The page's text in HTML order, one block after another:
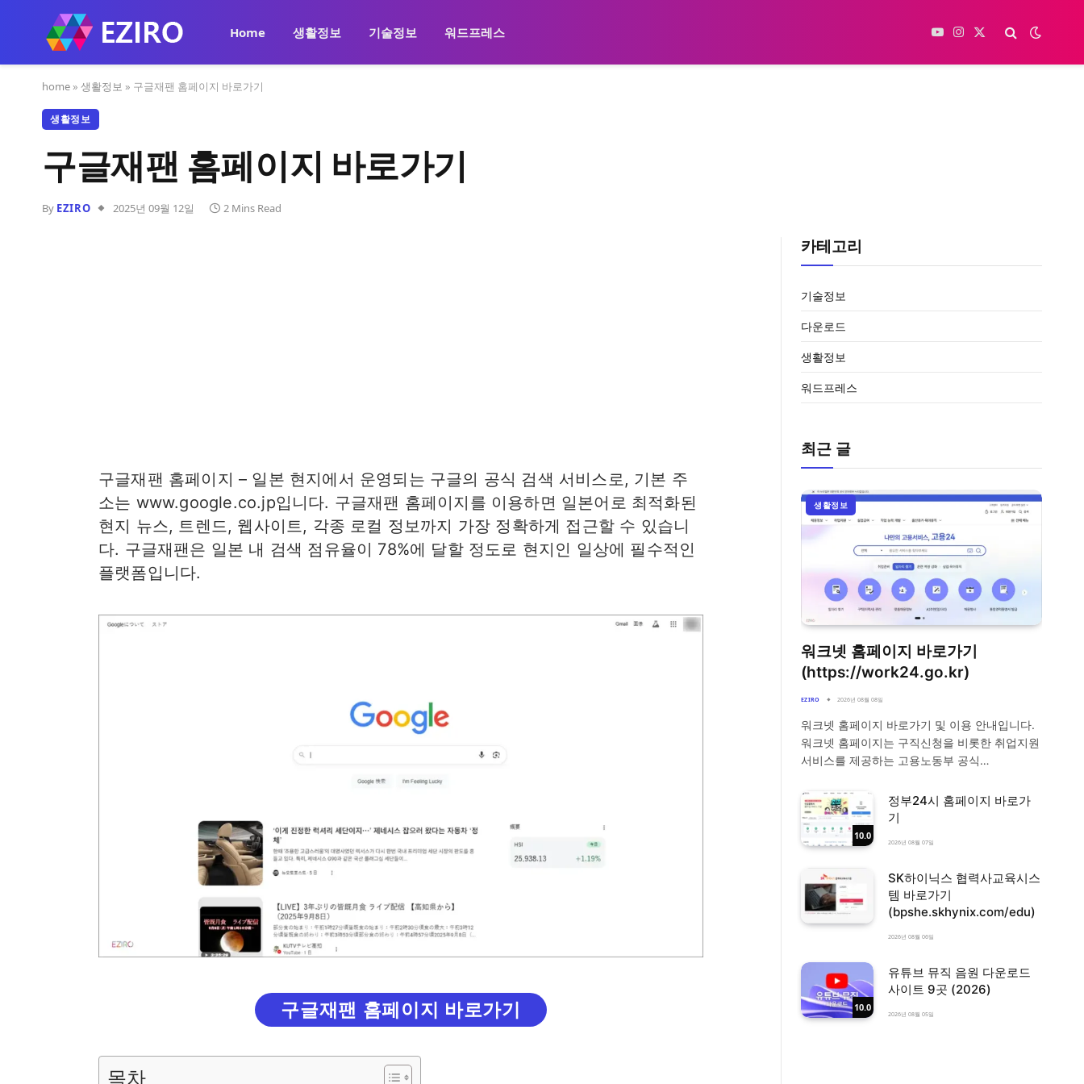
Home 생활정보 기술정보 워드프레스 YouTubeInstagram
X
home » 생활정보 » 구글재팬 홈페이지 바로가기
생활정보
구글재팬 홈페이지 바로가기
By EZIRO 2025년 09월 12일 2 Mins Read
구글재팬 홈페이지 – 일본 현지에서 운영되는 구글의 공식 검색 서비스로, 기본 주
소는 www.google.co.jp입니다. 구글재팬 홈페이지를 이용하면 일본어로 최적화된
현지 뉴스, 트렌드, 웹사이트, 각종 로컬 정보까지 가장 정확하게 접근할 수 있습니
다. 구글재팬은 일본 내 검색 점유율이 78%에 달할 정도로 현지인 일상에 필수적인
플랫폼입니다.
구글재팬 홈페이지 바로가기
목차
카테고리
기술정보
다운로드
생활정보
워드프레스
최근 글
생활정보
워크넷 홈페이지 바로가기
(https://work24.go.kr)
EZIRO 2026년 08월 08일
워크넷 홈페이지 바로가기 및 이용 안내입니다.
워크넷 홈페이지는 구직신청을 비롯한 취업지원
서비스를 제공하는 고용노동부 공식…
10.0
정부24시 홈페이지 바로가
기
2026년 08월 07일
SK하이닉스 협력사교육시스
템 바로가기
(bpshe.skhynix.com/edu)
2026년 08월 06일
10.0
유튜브 뮤직 음원 다운로드
사이트 9곳 (2026)
2026년 08월 05일